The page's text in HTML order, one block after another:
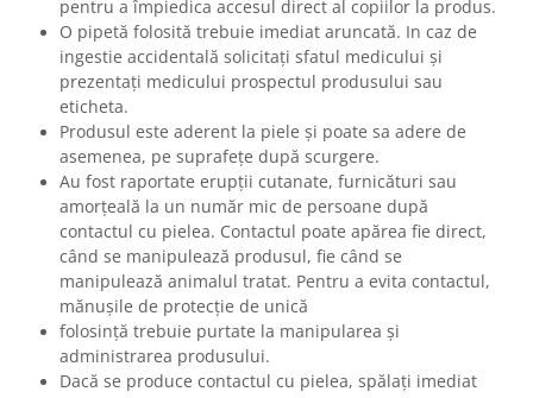
pentru a împiedica accesul direct al copiilor la produs.
O pipetă folosită trebuie imediat aruncată. In caz de
ingestie accidentală solicitați sfatul medicului și
prezentați medicului prospectul produsului sau
eticheta.
Produsul este aderent la piele și poate sa adere de
asemenea, pe suprafețe după scurgere.
Au fost raportate erupții cutanate, furnicături sau
amorțeală la un număr mic de persoane după
contactul cu pielea. Contactul poate apărea fie direct,
când se manipulează produsul, fie când se
manipulează animalul tratat. Pentru a evita contactul,
mănușile de protecție de unică
folosință trebuie purtate la manipularea și
administrarea produsului.
Dacă se produce contactul cu pielea, spălați imediat